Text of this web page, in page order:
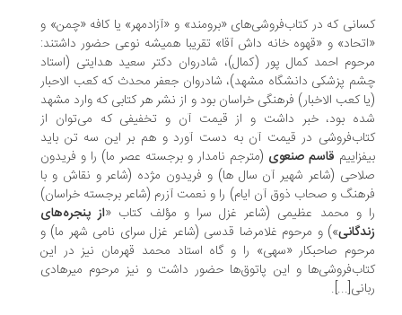
که در کتاب‌فروشی‌های «برومند» و «آزادمهر» یا کافه «چمن» و
و «قهوه خانه داش آقا» تقریبا همیشه نوعی حضور داشتند:
احمد کمال پور (کمال)، شادروان دکتر سعید هدایتی (استاد
پزشکی دانشگاه مشهد)، شادروان جعفر محدث که کعب الاحبار
کعب الاخبار) فرهنگی خراسان بود و از نشر هر کتابی که وارد مشهد
بود، خبر داشت و از قیمت آن و تخفیفی که می‌توان از
در قیمت آن به دست آورد و هم بر این سه تن باید
قاسم صنعوی(مترجم نامدار و برجسته عصر ما) را و فریدون
(شاعر شهیر آن سال ها) و فریدون مژده (شاعر و نقاش و با
و صحاب ذوق آن ایام) را و نعمت آزرم (شاعر برجسته خراسان)
و محمد عظیمی (شاعر غزل سرا و مؤلف کتاب «از پنجره‌های
») و مرحوم غلامرضا قدسی (شاعر غزل سرای نامی شهر ما) و
صاحبکار «سهی» را و گاه استاد محمد قهرمان نیز در این
و این پاتوق‌ها حضور داشت و نیز مرحوم میرهادی